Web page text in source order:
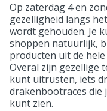
Op zaterdag 4 en
gezelligheid langs
wordt gehouden. Je
shoppen natuurlijk,
producten uit de
Overal zijn gezellige
kunt uitrusten, iets
drakenbootraces die
kunt zien.